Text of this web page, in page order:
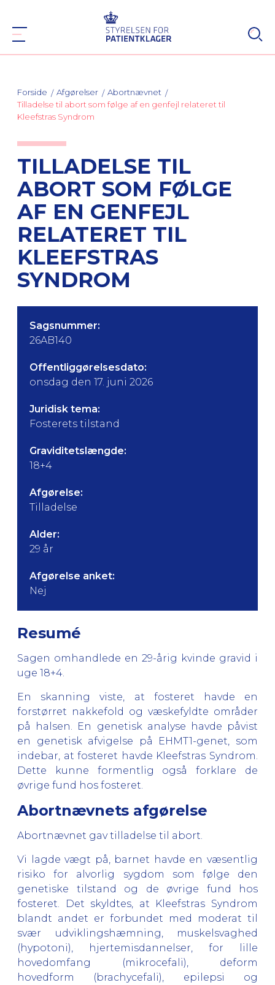
Forside Afgørelser
Abortnævnet
Tilladelse til abort som følge af en genfejl relateret til
Kleefstras Syndrom
TILLADELSE TIL
ABORT SOM FØLGE
AF EN GENFEJL
RELATERET TIL
KLEEFSTRAS
SYNDROM
Sagsnummer:
26AB140
Offentliggørelsesdato:
onsdag den 17. juni 2026
Juridisk tema:
Fosterets tilstand
Graviditetslængde:
18+4
Afgørelse:
Tilladelse
Alder:
29 år
Afgørelse anket:
Nej
Resumé
Sagen omhandlede en 29-årig kvinde gravid i
uge 18+4.
En skanning viste, at fosteret havde en
forstørret nakkefold og væskefyldte områder
på halsen. En genetisk analyse havde påvist
en genetisk afvigelse på EHMT1-genet, som
indebar, at fosteret havde Kleefstras Syndrom.
Dette kunne formentlig også forklare de
øvrige fund hos fosteret.
Abortnævnets afgørelse
Abortnævnet gav tilladelse til abort.
Vi lagde vægt på, barnet havde en væsentlig
risiko for alvorlig sygdom som følge den
genetiske tilstand og de øvrige fund hos
fosteret. Det skyldtes, at Kleefstras Syndrom
blandt andet er forbundet med moderat til
svær udviklingshæmning, muskelsvaghed
(hypotoni), hjertemisdannelser, for lille
hovedomfang (mikrocefali), deform
hovedform (brachycefali), epilepsi og